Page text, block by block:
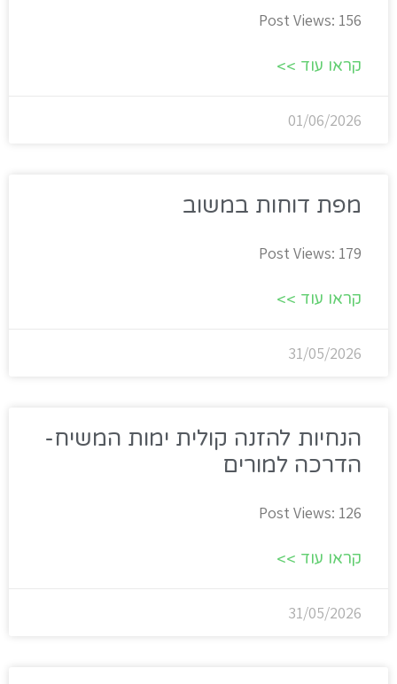
Post Views: 156
קראו עוד >>
01/06/2026
מפת דוחות במשוב
Post Views: 179
קראו עוד >>
31/05/2026
הנחיות להזנה קולית ימות המשיח-
הדרכה למורים
Post Views: 126
קראו עוד >>
31/05/2026